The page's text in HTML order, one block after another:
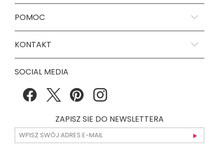
POMOC
KONTAKT
SOCIAL MEDIA
ZAPISZ SIE DO NEWSLETTERA